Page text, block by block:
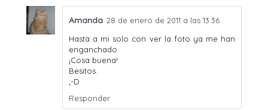
Amanda 28 de enero de 2011 a las 13:36
Hasta a mi solo con ver la foto ya me han
enganchado.
¡Cosa buena!
Besitos.
;-D
Responder